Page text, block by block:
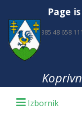
Page
+385 48 658 111